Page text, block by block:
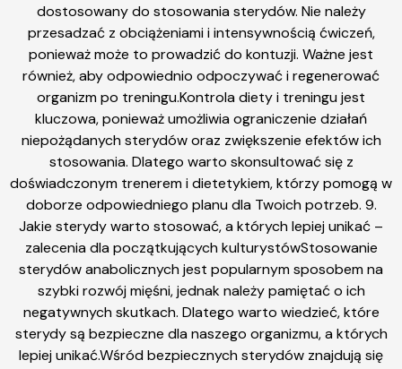
dostosowany do stosowania sterydów. Nie należy
przesadzać z obciążeniami i intensywnością ćwiczeń,
ponieważ może to prowadzić do kontuzji. Ważne jest
również, aby odpowiednio odpoczywać i regenerować
organizm po treningu.Kontrola diety i treningu jest
kluczowa, ponieważ umożliwia ograniczenie działań
niepożądanych sterydów oraz zwiększenie efektów ich
stosowania. Dlatego warto skonsultować się z
doświadczonym trenerem i dietetykiem, którzy pomogą w
doborze odpowiedniego planu dla Twoich potrzeb. 9.
Jakie sterydy warto stosować, a których lepiej unikać –
zalecenia dla początkujących kulturystówStosowanie
sterydów anabolicznych jest popularnym sposobem na
szybki rozwój mięśni, jednak należy pamiętać o ich
negatywnych skutkach. Dlatego warto wiedzieć, które
sterydy są bezpieczne dla naszego organizmu, a których
lepiej unikać.Wśród bezpiecznych sterydów znajdują się